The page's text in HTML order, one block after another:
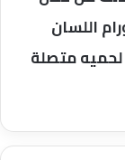
اللسان
متصلة